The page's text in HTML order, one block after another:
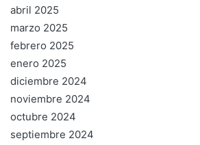
abril 2025
marzo 2025
febrero 2025
enero 2025
diciembre 2024
noviembre 2024
octubre 2024
septiembre 2024